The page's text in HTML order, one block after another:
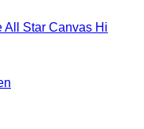
All Star Canvas Hi